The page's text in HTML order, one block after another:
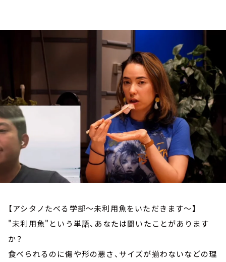
イベント・グッズ
YouTube
【アシタノたべる学部～未利用魚をいただきます～】
"未利用魚"という単語、あなたは聞いたことがあります
か？
食べられるのに傷や形の悪さ、サイズが揃わないなどの理